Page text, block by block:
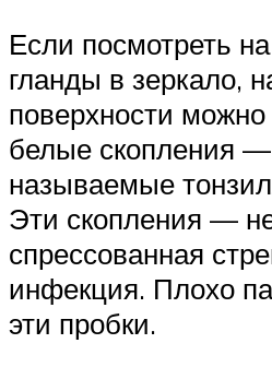
Если посмотреть
гланды в зеркало,
поверхности можно
белые скопления —
называемые
Эти скопления —
спрессованная
инфекция. Плохо
эти пробки.